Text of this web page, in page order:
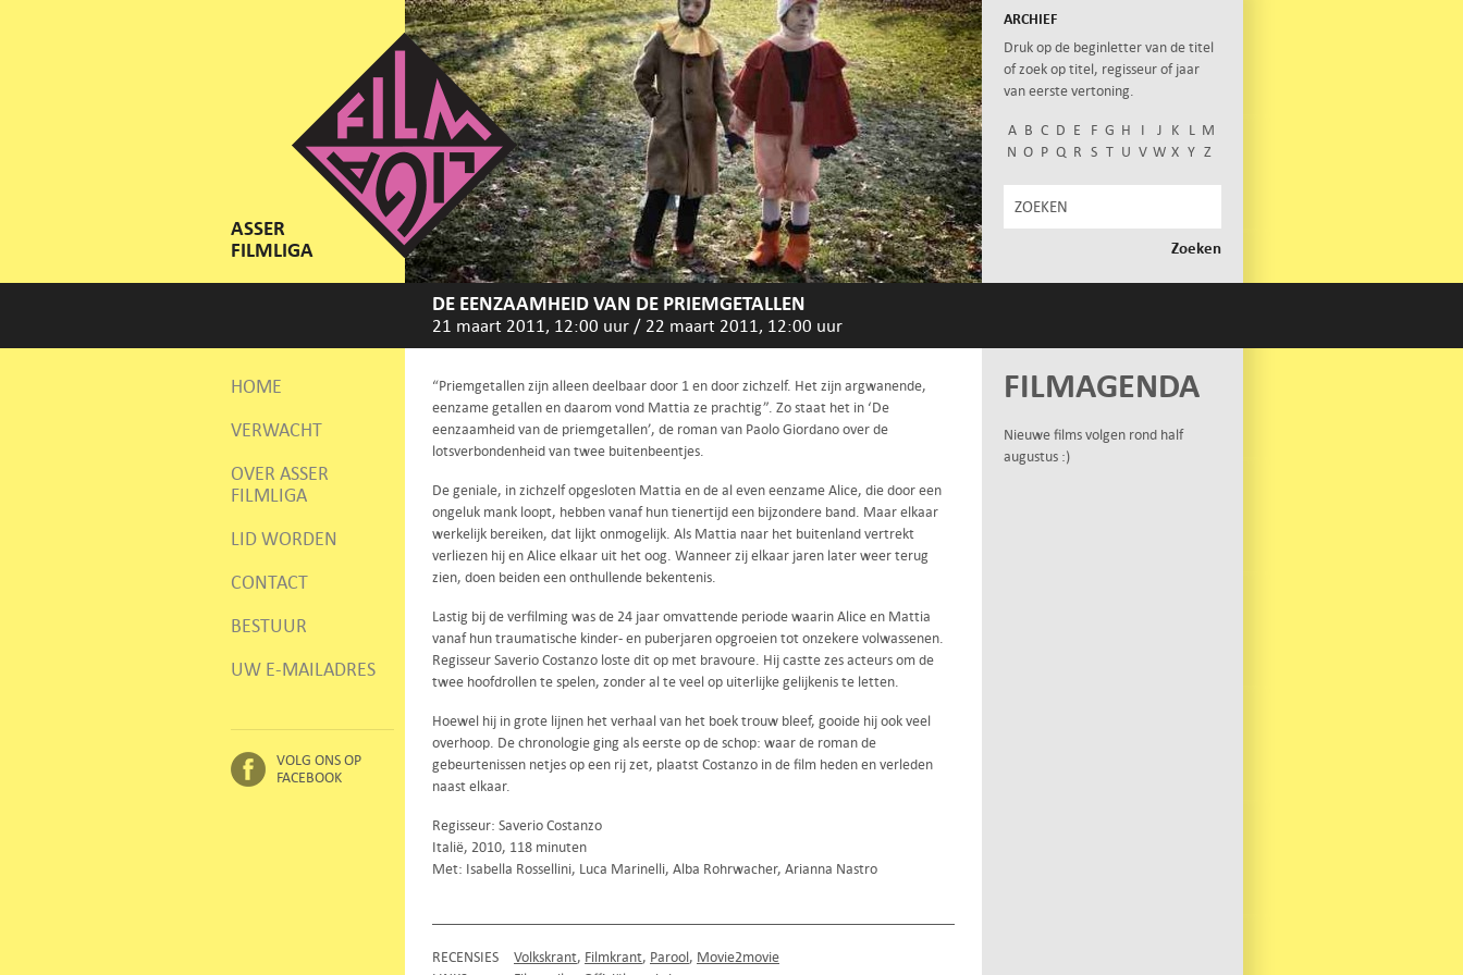
ASSER
FILMLIGA
ARCHIEF
Druk op de beginletter van de titel
of zoek op titel, regisseur of jaar
van eerste vertoning.
A B C D E F G H I J K L M
N O P Q R S T U V W X Y Z
DE EENZAAMHEID VAN DE PRIEMGETALLEN
21 maart 2011, 12:00 uur / 22 maart 2011, 12:00 uur
HOME
VERWACHT
OVER ASSER
FILMLIGA
LID WORDEN
CONTACT
BESTUUR
UW E-MAILADRES
VOLG ONS OP
FACEBOOK
“Priemgetallen zijn alleen deelbaar door 1 en door zichzelf. Het zijn argwanende,
eenzame getallen en daarom vond Mattia ze prachtig”. Zo staat het in ‘De
eenzaamheid van de priemgetallen’, de roman van Paolo Giordano over de
lotsverbondenheid van twee buitenbeentjes.
De geniale, in zichzelf opgesloten Mattia en de al even eenzame Alice, die door een
ongeluk mank loopt, hebben vanaf hun tienertijd een bijzondere band. Maar elkaar
werkelijk bereiken, dat lijkt onmogelijk. Als Mattia naar het buitenland vertrekt
verliezen hij en Alice elkaar uit het oog. Wanneer zij elkaar jaren later weer terug
zien, doen beiden een onthullende bekentenis.
Lastig bij de verfilming was de 24 jaar omvattende periode waarin Alice en Mattia
vanaf hun traumatische kinder- en puberjaren opgroeien tot onzekere volwassenen.
Regisseur Saverio Costanzo loste dit op met bravoure. Hij castte zes acteurs om de
twee hoofdrollen te spelen, zonder al te veel op uiterlijke gelijkenis te letten.
Hoewel hij in grote lijnen het verhaal van het boek trouw bleef, gooide hij ook veel
overhoop. De chronologie ging als eerste op de schop: waar de roman de
gebeurtenissen netjes op een rij zet, plaatst Costanzo in de film heden en verleden
naast elkaar.
Regisseur: Saverio Costanzo
Italië, 2010, 118 minuten
Met: Isabella Rossellini, Luca Marinelli, Alba Rohrwacher, Arianna Nastro
RECENSIES Volkskrant Filmkrant Parool Movie2movie
FILMAGENDA
Nieuwe films volgen rond half
augustus :)